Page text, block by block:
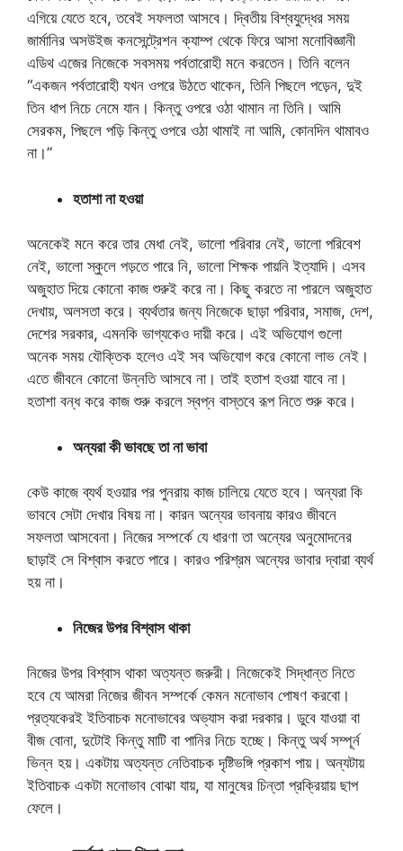
এগিয়ে যেতে হবে, তবেই সফলতা আসবে। দ্বিতীয় বিশ্বযুদ্ধের সময়
জার্মানির অসউইজ কনসেন্ট্রেশন ক্যাম্প থেকে ফিরে আসা মনোবিজ্ঞানী
এডিথ এজের নিজেকে সবসময় পর্বতারোহী মনে করতেন। তিনি বলেন
“একজন পর্বতারোহী যখন ওপরে উঠতে থাকেন, তিনি পিছলে পড়েন, দুই
তিন ধাপ নিচে নেমে যান। কিন্তু ওপরে ওঠা থামান না তিনি। আমি
সেরকম, পিছলে পড়ি কিন্তু ওপরে ওঠা থামাই না আমি, কোনদিন থামাবও
না।”
হতাশা না হওয়া
অনেকেই মনে করে তার মেধা নেই, ভালো পরিবার নেই, ভালো পরিবেশ
নেই, ভালো স্কুলে পড়তে পারে নি, ভালো শিক্ষক পায়নি ইত্যাদি। এসব
অজুহাত দিয়ে কোনো কাজ শুরুই করে না। কিছু করতে না পারলে অজুহাত
দেখায়, অলসতা করে। ব্যর্থতার জন্য নিজেকে ছাড়া পরিবার, সমাজ, দেশ,
দেশের সরকার, এমনকি ভাগ্যকেও দায়ী করে। এই অভিযোগ গুলো
অনেক সময় যৌক্তিক হলেও এই সব অভিযোগ করে কোনো লাভ নেই।
এতে জীবনে কোনো উন্নতি আসবে না। তাই হতাশ হওয়া যাবে না।
হতাশা বন্ধ করে কাজ শুরু করলে স্বপ্ন বাস্তবে রূপ নিতে শুরু করে।
অন্যরা কী ভাবছে তা না ভাবা
কেউ কাজে ব্যর্থ হওয়ার পর পুনরায় কাজ চালিয়ে যেতে হবে। অন্যরা কি
ভাববে সেটা দেখার বিষয় না। কারন অন্যের ভাবনায় কারও জীবনে
সফলতা আসবেনা। নিজের সম্পর্কে যে ধারণা তা অন্যের অনুমোদনের
ছাড়াই সে বিশ্বাস করতে পারে। কারও পরিশ্রম অন্যের ভাবার দ্বারা ব্যর্থ
হয় না।
নিজের উপর বিশ্বাস থাকা
নিজের উপর বিশ্বাস থাকা অত্যন্ত জরুরী। নিজেকেই সিদ্ধান্ত নিতে
হবে যে আমরা নিজের জীবন সম্পর্কে কেমন মনোভাব পোষণ করবো।
প্রত্যকেরই ইতিবাচক মনোভাবের অভ্যাস করা দরকার। ডুবে যাওয়া বা
বীজ বোনা, দুটোই কিন্তু মাটি বা পানির নিচে হচ্ছে। কিন্তু অর্থ সম্পূর্ন
ভিন্ন হয়। একটায় অত্যন্ত নেতিবাচক দৃষ্টিভঙ্গি প্রকাশ পায়। অন্যটায়
ইতিবাচক একটা মনোভাব বোঝা যায়, যা মানুষের চিন্তা প্রক্রিয়ায় ছাপ
ফেলে।